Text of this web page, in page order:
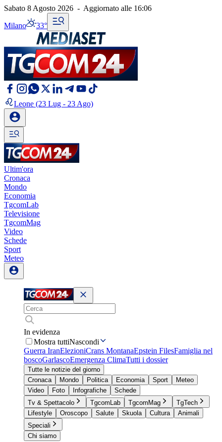
Sabato 8 Agosto 2026 - Aggiornato alle 16:06
Milano 33°
Leone (23 Lug - 23 Ago)
Ultim'ora
Cronaca
Mondo
Economia
TgcomLab
Televisione
TgcomMag
Video
Schede
Sport
Meteo
In evidenza
Mostra tuttiNascondi
Guerra IranElezioniCrans MontanaEpstein FilesFamiglia nel
boscoGarlascoEmergenza ClimaTutti i dossier
Tutte le notizie del giorno
Cronaca
Mondo Politica Economia Sport
Meteo
Video
Foto Infografiche
Schede
Tv & Spettacolo
TgcomLab TgcomMag
TgTech
Lifestyle
Oroscopo Salute Skuola Cultura
Animali
Speciali
Chi siamo